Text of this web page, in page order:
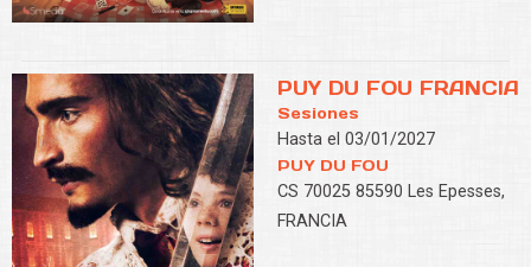
PUY DU FOU FRANCIA
Sesiones
Hasta el 03/01/2027
PUY DU FOU
CS 70025 85590 Les Epesses,
FRANCIA